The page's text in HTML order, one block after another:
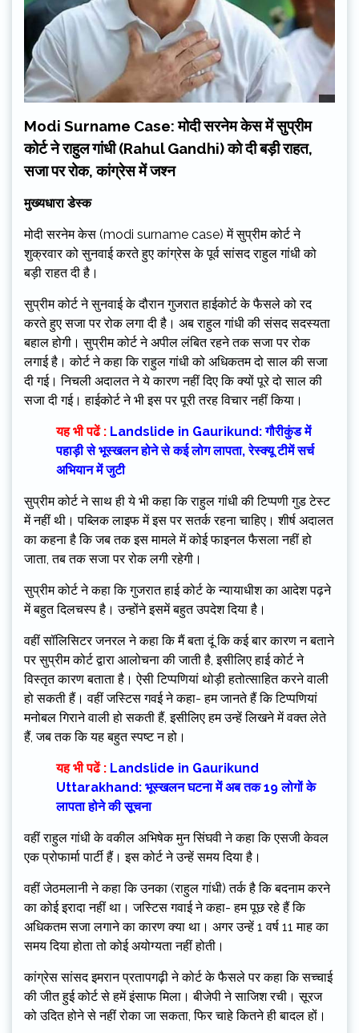
Modi Surname Case: मोदी सरनेम केस में सुप्रीम
कोर्ट ने राहुल गांधी (Rahul Gandhi) को दी बड़ी राहत,
सजा पर रोक, कांग्रेस में जश्न
मुख्यधारा डेस्क
मोदी सरनेम केस (modi surname case) में सुप्रीम कोर्ट ने
शुक्रवार को सुनवाई करते हुए कांग्रेस के पूर्व सांसद राहुल गांधी को
बड़ी राहत दी है। ‌
सुप्रीम कोर्ट ने सुनवाई के दौरान गुजरात हाईकोर्ट के फैसले को रद
करते हुए सजा पर रोक लगा दी है। अब राहुल गांधी की संसद सदस्यता
बहाल होगी।‌ सुप्रीम कोर्ट ने अपील लंबित रहने तक सजा पर रोक
लगाई है। कोर्ट ने कहा कि राहुल गांधी को अधिकतम दो साल की सजा
दी गई। निचली अदालत ने ये कारण नहीं दिए कि क्यों पूरे दो साल की
सजा दी गई। हाईकोर्ट ने भी इस पर पूरी तरह विचार नहीं किया।
यह भी पढें : Landslide in Gaurikund: गौरीकुंड में
पहाड़ी से भूस्खलन होने से कई लोग लापता, रेस्क्यू टीमें सर्च
अभियान में जुटी
सुप्रीम कोर्ट ने साथ ही ये भी कहा कि राहुल गांधी की टिप्पणी गुड टेस्ट
में नहीं थी। पब्लिक लाइफ में इस पर सतर्क रहना चाहिए। शीर्ष अदालत
का कहना है कि जब तक इस मामले में कोई फाइनल फैसला नहीं हो
जाता, तब तक सजा पर रोक लगी रहेगी।
सुप्रीम कोर्ट ने कहा कि गुजरात हाई कोर्ट के न्यायाधीश का आदेश पढ़ने
में बहुत दिलचस्प है। उन्होंने इसमें बहुत उपदेश दिया है।
वहीं सॉलिसिटर जनरल ने कहा कि मैं बता दूं कि कई बार कारण न बताने
पर सुप्रीम कोर्ट द्वारा आलोचना की जाती है, इसीलिए हाई कोर्ट ने
विस्तृत कारण बताता है। ऐसी टिप्पणियां थोड़ी हतोत्साहित करने वाली
हो सकती हैं। वहीं जस्टिस गवई ने कहा- हम जानते हैं कि टिप्पणियां
मनोबल गिराने वाली हो सकती हैं, इसीलिए हम उन्हें लिखने में वक्त लेते
हैं, जब तक कि यह बहुत स्पष्ट न हो।
यह भी पढें : Landslide in Gaurikund
Uttarakhand: भूस्खलन घटना में अब तक 19 लोगों के
लापता होने की सूचना
वहीं राहुल गांधी के वकील अभिषेक मुन सिंघवी ने कहा कि एसजी केवल
एक प्रोफार्मा पार्टी हैं। इस कोर्ट ने उन्हें समय दिया है।
वहीं जेठमलानी ने कहा कि उनका (राहुल गांधी) तर्क है कि बदनाम करने
का कोई इरादा नहीं था। जस्टिस गवाई ने कहा- हम पूछ रहे हैं कि
अधिकतम सजा लगाने का कारण क्या था। अगर उन्हें 1 वर्ष 11 माह का
समय दिया होता तो कोई अयोग्यता नहीं होती।
कांग्रेस सांसद इमरान प्रतापगढ़ी ने कोर्ट के फैसले पर कहा कि सच्चाई
की जीत हुई कोर्ट से हमें इंसाफ मिला। बीजेपी ने साजिश रची। सूरज
को उदित होने से नहीं रोका जा सकता, फिर चाहे कितने ही बादल हों।